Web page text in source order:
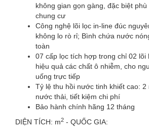
không gian gọn gàng, đặc biệt
chung cư
Công nghệ lõi lọc in-line đúc
không lo rò rỉ; Bình chứa nước
toàn
07 cấp lọc tích hợp trong chỉ 02 lõi
hiệu quả các chất ô nhiễm, cho
uống trực tiếp
Tỷ lệ thu hồi nước tinh khiết cao: 2
nước thải, tiết kiệm chi phí
Bảo hành chính hãng 12 tháng
DIỆN TÍCH: m2 - QUỐC GIA: